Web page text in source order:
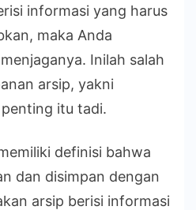
informasi yang harus
maka Anda
Inilah salah
arsip, yakni
itu tadi.
definisi bahwa
dan disimpan dengan
arsip berisi informasi